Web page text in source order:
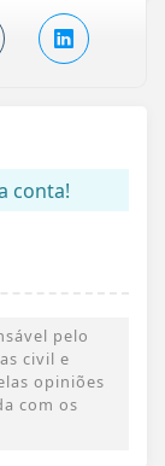
conta!
pelo
civil e
opiniões
com os